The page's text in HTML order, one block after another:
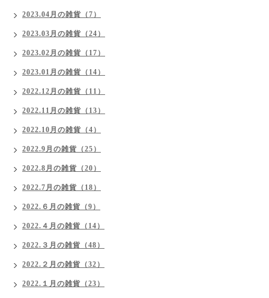
2023.04月の雑貨（7）
2023.03月の雑貨（24）
2023.02月の雑貨（17）
2023.01月の雑貨（14）
2022.12月の雑貨（11）
2022.11月の雑貨（13）
2022.10月の雑貨（4）
2022.9月の雑貨（25）
2022.8月の雑貨（20）
2022.7月の雑貨（18）
2022.６月の雑貨（9）
2022.４月の雑貨（14）
2022.３月の雑貨（48）
2022.２月の雑貨（32）
2022.１月の雑貨（23）